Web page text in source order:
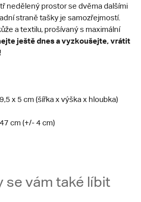
nedělený prostor se dvěma dalšími
straně tašky je samozřejmostí.
a textilu, prošívaný s maximální
ještě dnes a vyzkoušejte, vrátit
x 5 cm (šířka x výška x hloubka)
cm (+/- 4 cm)
se vám také líbit